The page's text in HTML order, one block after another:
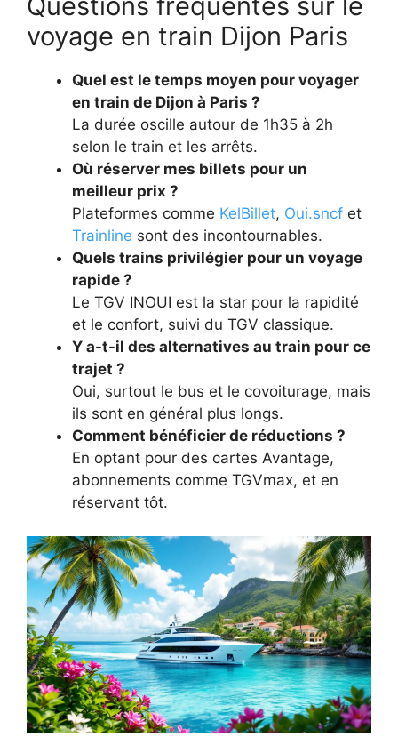
voyage en train Dijon Paris
Quel est le temps moyen pour voyager
en train de Dijon à Paris ?
La durée oscille autour de 1h35 à 2h
selon le train et les arrêts.
Où réserver mes billets pour un
meilleur prix ?
Plateformes comme KelBillet, Oui.sncf et
Trainline sont des incontournables.
Quels trains privilégier pour un voyage
rapide ?
Le TGV INOUI est la star pour la rapidité
et le confort, suivi du TGV classique.
Y a-t-il des alternatives au train pour ce
trajet ?
Oui, surtout le bus et le covoiturage, mais
ils sont en général plus longs.
Comment bénéficier de réductions ?
En optant pour des cartes Avantage,
abonnements comme TGVmax, et en
réservant tôt.